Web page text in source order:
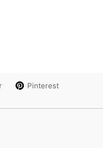
Pinterest